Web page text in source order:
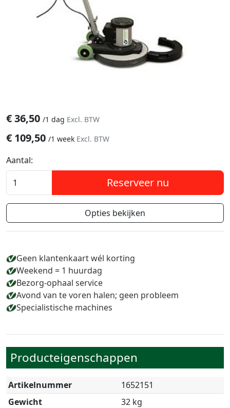
€36,50 /1 dag Excl. BTW
€ 109,50 /1 week Excl. BTW
Aantal:
Reserveer nu
Opties bekijken
Geen klantenkaart wél korting
Weekend = 1 huurdag
Bezorg-ophaal service
Avond van te voren halen; geen probleem
Specialistische machines
Producteigenschappen
Artikelnummer
1652151
Gewicht
32 kg